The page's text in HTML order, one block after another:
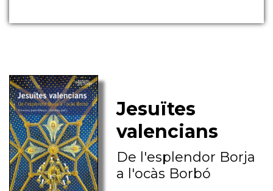
Jesuïtes
valencians
De l'esplendor Borja
a l'ocàs Borbó